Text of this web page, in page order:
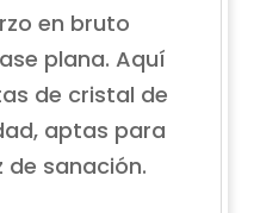
en bruto
plana. Aquí
de cristal de
aptas para
de sanación.